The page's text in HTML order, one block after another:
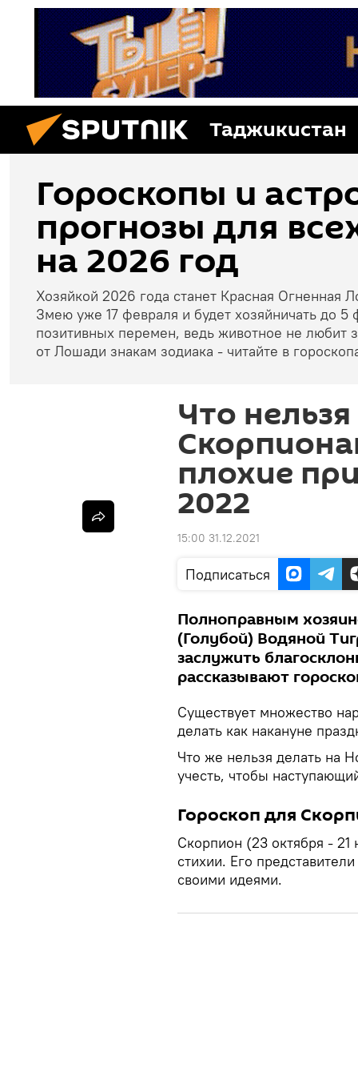
Таджикистан
Гороскопы и
прогнозы для
на 2026 год
Хозяйкой 2026 года станет Красная
Змею уже 17 февраля и будет хозяйничать до 5
позитивных перемен, ведь животное не любит
от Лошади знакам зодиака - читайте в
Что
плохие
2022
15:00 31.12.2021
Подписаться
Полноправным
(Голубой) Водяной
заслужить
рассказывают
Существует множество
делать как накануне
Что же нельзя делать на
учесть, чтобы
Гороскоп для
Скорпион (23 октября - 21
стихии. Его
своими идеями.